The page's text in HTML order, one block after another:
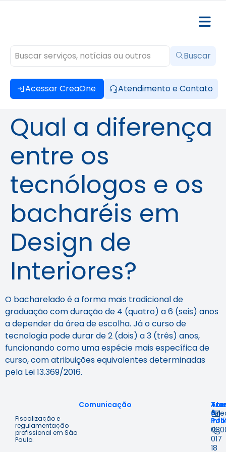
Acessar CreaOne Atendimento e Contato
Buscar
Qual a diferença
entre os
tecnólogos e os
bacharéis em
Design de
Interiores?
O bacharelado é a forma mais tradicional de
graduação com duração de 4 (quatro) a 6 (seis) anos
a depender da área de escolha. Já o curso de
tecnologia pode durar de 2 (dois) a 3 (três) anos,
funcionando como uma espécie mais específica de
curso, com atribuições equivalentes determinadas
pela Lei 13.369/2016.
Fiscalização e
regulamentação
profissional em São
Paulo.
Comunicação
à
&
017
18